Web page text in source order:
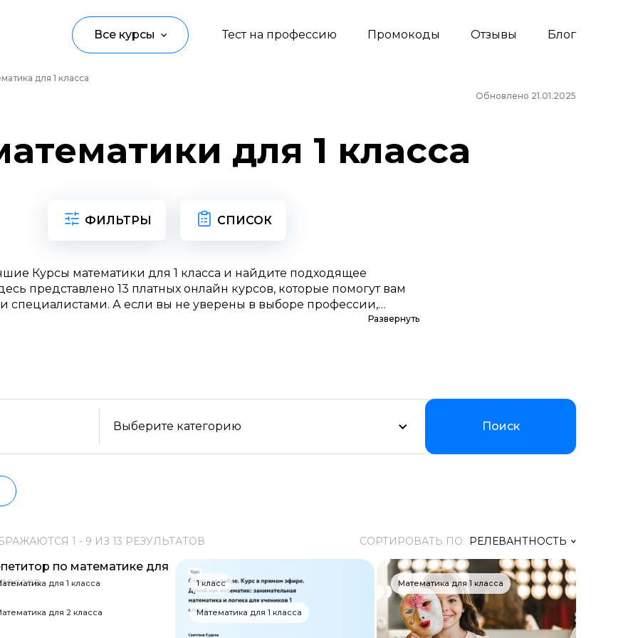
Тест на профессию Промокоды Отзывы Блог
Все курсы
Дизайн
Аналитика
Иностранные языки
Детям
Спорт
Саморазвитие
Другое
для 1 класса
Обновлено 21.01.2025
для 1 класса
ФИЛЬТРЫ СПИСОК
Курсы математики для 1 класса и найдите подходящее
представлено 13 платных онлайн курсов, которые помогут вам
специалистами. А если вы не уверены в выборе профессии,
бесплатные варианты. Большой выбор обучающих программ по
Развернуть
Выберите категорию
Web-разработка
Python-разработка
Мобильная разработка
Поиск
1 - 9 ИЗ 13 РЕЗУЛЬТАТОВ СОРТИРОВАТЬ ПО: РЕЛЕВАНТНОСТЬ
Релевантность
Заголовок
Цена ↑
для 1 класса
для 2 класса
1 класс
Математика для 1 класса
Математика для 1 класса